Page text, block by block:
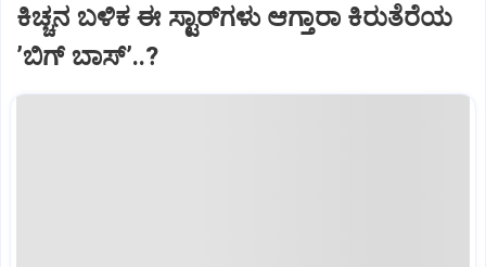
ಕಿಚ್ಚನ ಬಳಿಕ ಈ ಸ್ಟಾರ್‌ಗಳು ಆಗ್ತಾರಾ ಕಿರುತೆರೆಯ
ʼಬಿಗ್‌ ಬಾಸ್‌ʼ..?